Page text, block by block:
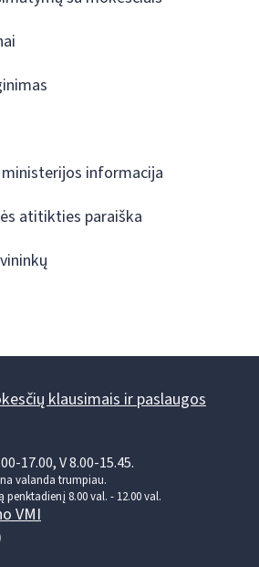
informacija
atitikties paraiška
klausimais ir paslaugos
17.00, V 8.00-15.45.
valanda trumpiau.
8.00 val. - 12.00 val.
VMI